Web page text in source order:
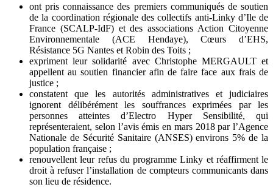
ont pris connaissance des premiers communiqués de soutien
de la coordination régionale des collectifs anti-Linky d’Ile de
France (SCALP-IdF) et des associations Action Citoyenne
Environnementale (ACE Hendaye), Cœurs d’EHS,
Résistance 5G Nantes et Robin des Toits ;
expriment leur solidarité avec Christophe MERGAULT et
appellent au soutien financier afin de faire face aux frais de
justice ;
constatent que les autorités administratives et judiciaires
ignorent délibérément les souffrances exprimées par les
personnes atteintes d’Electro Hyper Sensibilité, qui
représenteraient, selon l’avis émis en mars 2018 par l’Agence
Nationale de Sécurité Sanitaire (ANSES) environs 5% de la
population française ;
renouvellent leur refus du programme Linky et réaffirment le
droit à refuser l’installation de compteurs communicants dans
son lieu de résidence.